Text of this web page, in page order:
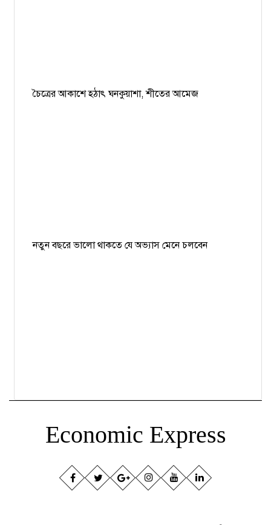
চৈত্রের আকাশে হঠাৎ ঘনকুয়াশা, শীতের আমেজ
নতুন বছরে ভালো থাকতে যে অভ্যাস মেনে চলবেন
Economic Express